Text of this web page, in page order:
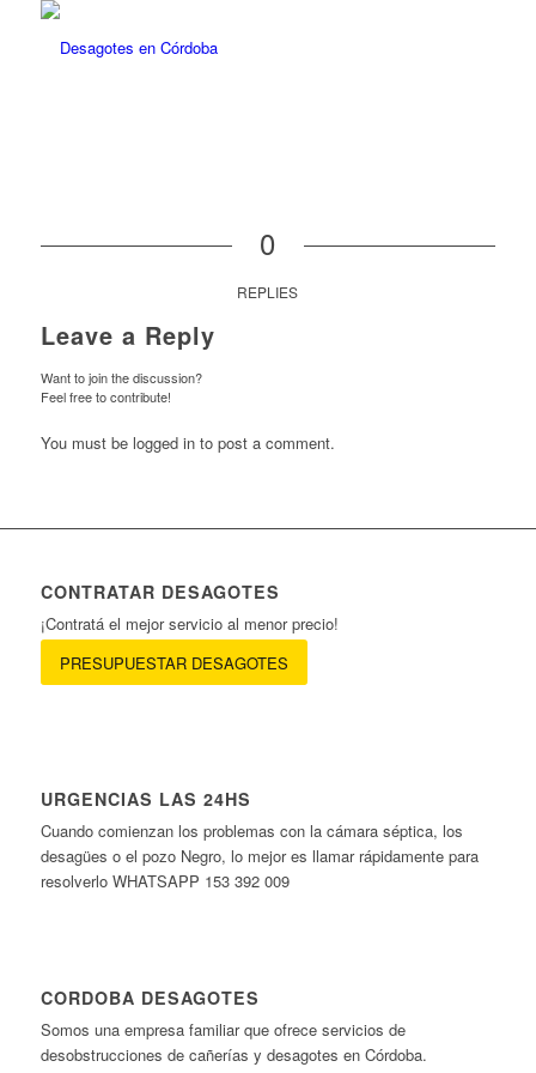
0
REPLIES
Leave a Reply
Want to join the discussion?
Feel free to contribute!
You must be logged in to post a comment.
CONTRATAR DESAGOTES
¡Contratá el mejor servicio al menor precio!
PRESUPUESTAR DESAGOTES
URGENCIAS LAS 24HS
Cuando comienzan los problemas con la cámara séptica, los
desagües o el pozo Negro, lo mejor es llamar rápidamente para
resolverlo WHATSAPP 153 392 009
CORDOBA DESAGOTES
Somos una empresa familiar que ofrece servicios de
desobstrucciones de cañerías y desagotes en Córdoba.